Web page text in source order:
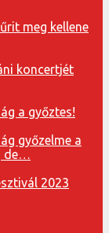
meg kellene
koncertjét
a győztes!
győzelme a
de…
2023